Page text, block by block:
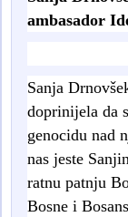
ambasador
Sanja
doprinijela da
genocidu nad
nas jeste
ratnu patnju
Bosne i